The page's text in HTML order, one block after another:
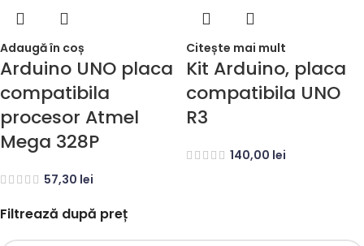
Filtrează după preț
Adaugă în coș
Arduino UNO placa
compatibila
procesor Atmel
Mega 328P
57,30 lei
Citește mai mult
Kit Arduino, placa
compatibila UNO
R3
140,00 lei